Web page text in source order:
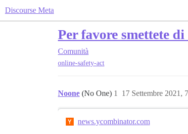
Discourse Meta
Per favore smettete
Comunità
online-safety-act
Noone (No One) 17 Settembre 2021,
1
news.ycombinator.com